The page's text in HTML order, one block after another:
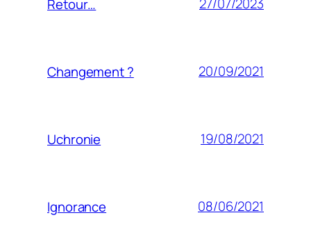
Retour…
Changement ? 20/09/2021
Uchronie 19/08/2021
Ignorance 08/06/2021